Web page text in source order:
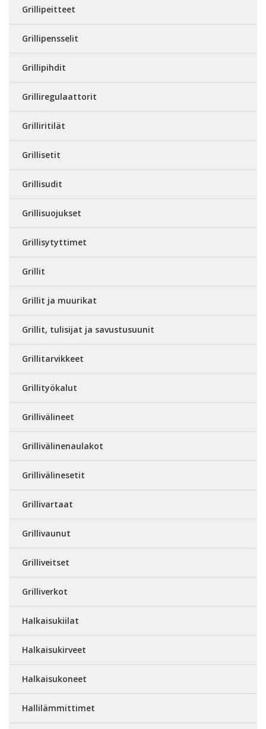
Grillipeitteet
Grillipensselit
Grillipihdit
Grilliregulaattorit
Grilliritilät
Grillisetit
Grillisudit
Grillisuojukset
Grillisytyttimet
Grillit
Grillit ja muurikat
Grillit, tulisijat ja savustusuunit
Grillitarvikkeet
Grillityökalut
Grillivälineet
Grillivälinenaulakot
Grillivälinesetit
Grillivartaat
Grillivaunut
Grilliveitset
Grilliverkot
Halkaisukiilat
Halkaisukirveet
Halkaisukoneet
Hallilämmittimet